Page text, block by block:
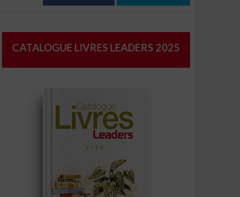
CATALOGUE LIVRES LEADERS 2025